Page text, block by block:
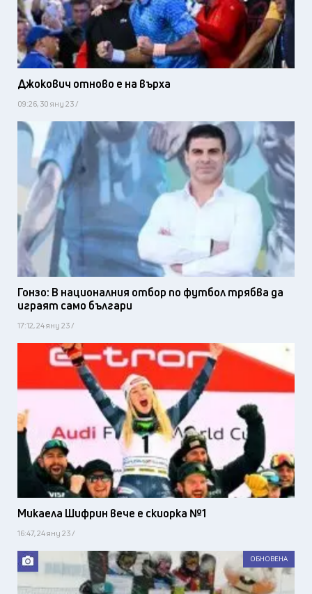
Джокович отново е на върха
09:26, 30 яну 23 /
Гонзо: В националния отбор по футбол трябва да
играят само българи
17:12, 24 яну 23 /
Микаела Шифрин вече е скиорка №1
16:47, 24 яну 23 /
ОБНОВЕНА